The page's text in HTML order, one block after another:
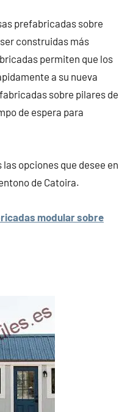
prefabricadas sobre
construidas más
permiten que los
a su nueva
sobre pilares de
de espera para
opciones que desee en
de Catoira.
modular sobre